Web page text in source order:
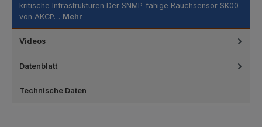
kritische Infrastrukturen Der SNMP-fähige Rauchsensor SK00
von AKCP… Mehr
Videos
Datenblatt
Technische Daten